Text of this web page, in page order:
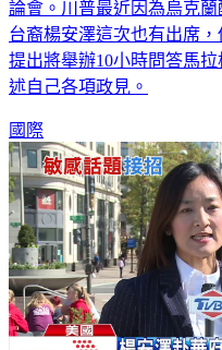
論會。川普最近因為烏克
台裔楊安澤這次也有出席
提出將舉辦10小時問答馬
述自己各項政見。
國際